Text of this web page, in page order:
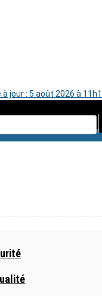
à jour : 5 août 2026 à